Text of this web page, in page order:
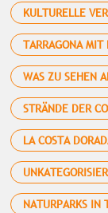
KULTURELLE
TARRAGONA MIT
WAS ZU SEHEN
STRÄNDE DER
LA COSTA
NATURPARKS IN